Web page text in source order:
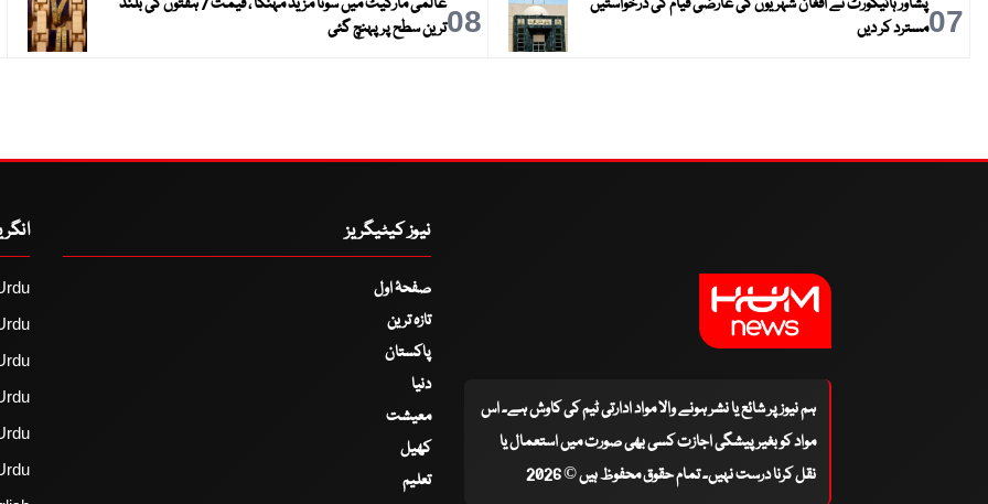
07مسترد کر دیں
08ترین سطح پر پہنچ گئی
ہم نیوز پر شائع یا نشر ہونے والا مواد ادارتی ٹیم کی کاوش ہے۔ اس
مواد کو بغیر پیشگی اجازت کسی بھی صورت میں استعمال یا
نقل کرنا درست نہیں۔ تمام حقوق محفوظ ہیں © 2026
نیوز کیٹیگریز
صفحۂ اول
تازہ ترین
پاکستان
دنیا
معیشت
کھیل
تعلیم